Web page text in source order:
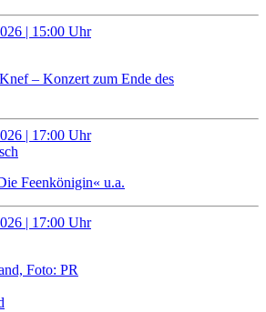
| 15:00 Uhr
– Konzert zum Ende des
| 17:00 Uhr
Feenkönigin« u.a.
| 17:00 Uhr